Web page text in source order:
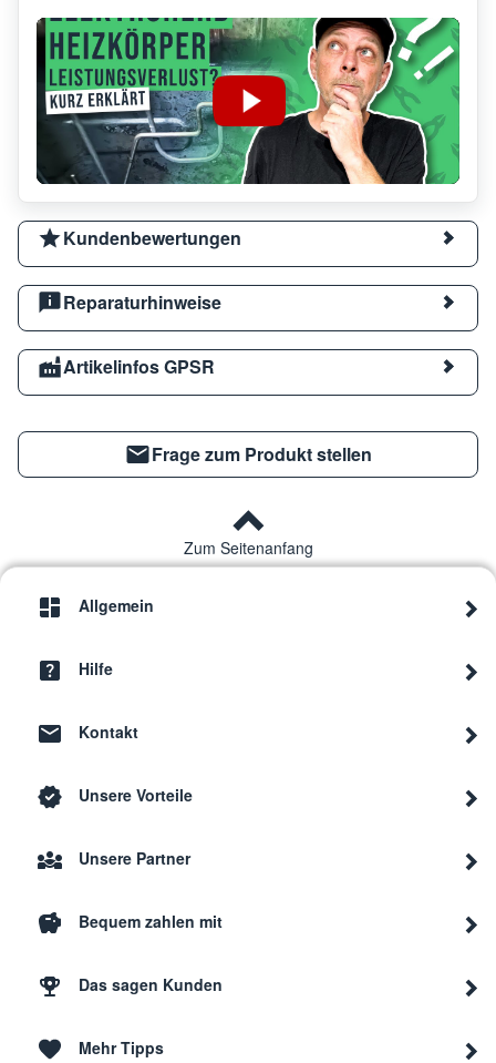
keine Sorgen um einen Leistungsabfall Ihrer Heizkörper
machen müssen.
Kundenbewertungen
Reparaturhinweise
Artikelinfos GPSR
Frage zum Produkt stellen
Zum Seitenanfang
Allgemein
Hilfe
Kontakt
Unsere Vorteile
Unsere Partner
Bequem zahlen mit
Das sagen Kunden
Mehr Tipps